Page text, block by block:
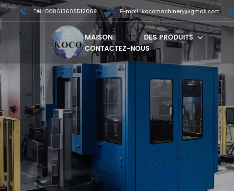
Tél : 008613605512069 E-mail : kocomachinery@gmail.com
MAISON DES PRODUITS
CONTACTEZ-NOUS